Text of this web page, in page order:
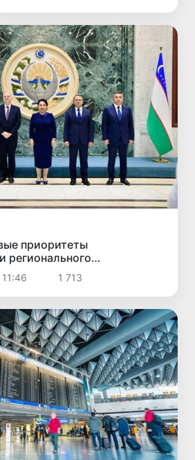
приоритеты
регионального
в сфере противодействия
1 713